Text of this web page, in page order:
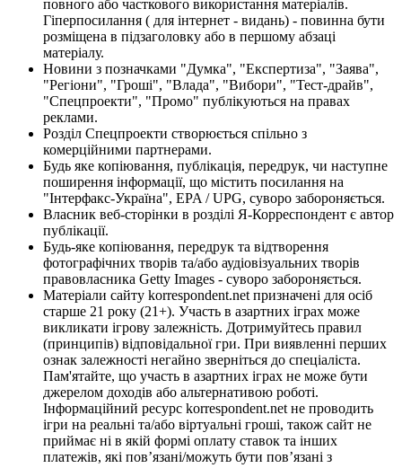
повного або часткового використання матеріалів.
Гіперпосилання ( для інтернет - видань) - повинна бути
розміщена в підзаголовку або в першому абзаці
матеріалу.
Новини з позначками "Думка", "Експертиза", "Заява",
"Регіони", "Гроші", "Влада", "Вибори", "Тест-драйв",
"Спецпроекти", "Промо" публікуються на правах
реклами.
Розділ Спецпроекти створюється спільно з
комерційними партнерами.
Будь яке копіювання, публікація, передрук, чи наступне
поширення інформації, що містить посилання на
"Інтерфакс-Україна", EPA / UPG, суворо забороняється.
Власник веб-сторінки в розділі Я-Корреспондент є автор
публікації.
Будь-яке копіювання, передрук та відтворення
фотографічних творів та/або аудіовізуальних творів
правовласника Getty Images - суворо забороняється.
Матеріали сайту korrespondent.net призначені для осіб
старше 21 року (21+). Участь в азартних іграх може
викликати ігрову залежність. Дотримуйтесь правил
(принципів) відповідальної гри. При виявленні перших
ознак залежності негайно зверніться до спеціаліста.
Пам'ятайте, що участь в азартних іграх не може бути
джерелом доходів або альтернативою роботі.
Інформаційний ресурс korrespondent.net не проводить
ігри на реальні та/або віртуальні гроші, також сайт не
приймає ні в якій формі оплату ставок та інших
платежів, які пов’язані/можуть бути пов’язані з